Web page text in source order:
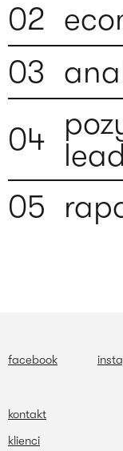
02
03
04
05
facebook
kontakt
klienci